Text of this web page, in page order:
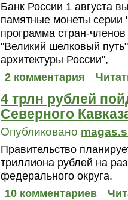
Банк России 1 августа
памятные монеты
программа стран-
"Великий шелковый
архитектуры России",
2 комментария
4 трлн рублей
Северного
Опубликовано
Правительство
триллиона рублей на
федерального округа.
10 комментариев